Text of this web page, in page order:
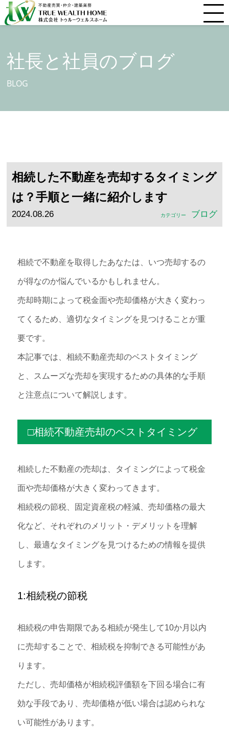
社長と社員のブログ
BLOG
相続した不動産を売却するタイミング
は？手順と一緒に紹介します
2024.08.26 ブログ
相続で不動産を取得したあなたは、いつ売却するの
が得なのか悩んでいるかもしれません。
売却時期によって税金面や売却価格が大きく変わっ
てくるため、適切なタイミングを見つけることが重
要です。
本記事では、相続不動産売却のベストタイミング
と、スムーズな売却を実現するための具体的な手順
と注意点について解説します。
□相続不動産売却のベストタイミング
相続した不動産の売却は、タイミングによって税金
面や売却価格が大きく変わってきます。
相続税の節税、固定資産税の軽減、売却価格の最大
化など、それぞれのメリット・デメリットを理解
し、最適なタイミングを見つけるための情報を提供
します。
1:相続税の節税
相続税の申告期限である相続が発生して10か月以内
に売却することで、相続税を抑制できる可能性があ
ります。
ただし、売却価格が相続税評価額を下回る場合に有
効な手段であり、売却価格が低い場合は認められな
い可能性があります。